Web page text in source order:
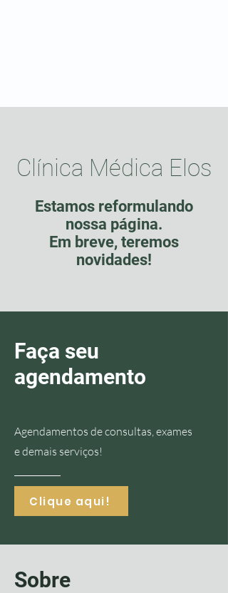
Clínica Médica Elos
Estamos reformulando
nossa página.
Em breve, teremos
novidades!
Faça seu
agendamento
Agendamentos de consultas, exames
e demais serviços!
Clique aqui!
Sobre